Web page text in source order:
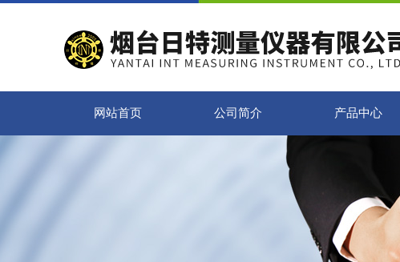
网站首页 公司简介 产品中心